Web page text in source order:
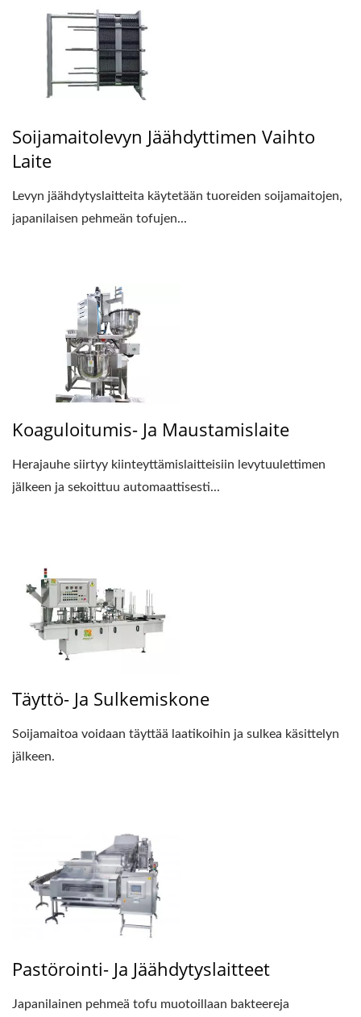
Soijamaitolevyn Jäähdyttimen Vaihto
Laite
Levyn jäähdytyslaitteita käytetään tuoreiden soijamaitojen,
japanilaisen pehmeän tofujen...
Koaguloitumis- Ja Maustamislaite
Herajauhe siirtyy kiinteyttämislaitteisiin levytuulettimen
jälkeen ja sekoittuu automaattisesti...
Täyttö- Ja Sulkemiskone
Soijamaitoa voidaan täyttää laatikoihin ja sulkea käsittelyn
jälkeen.
Pastörointi- Ja Jäähdytyslaitteet
Japanilainen pehmeä tofu muotoillaan bakteereja